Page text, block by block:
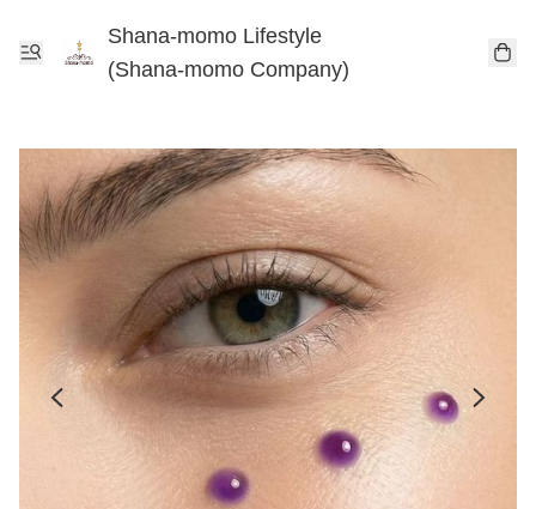
Shana-momo Lifestyle
(Shana-momo Company)